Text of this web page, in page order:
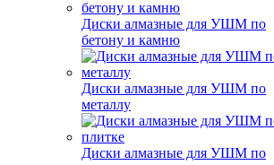
Диски алмазные для УШМ по
бетону и камню
Диски алмазные для УШМ по
металлу
Диски алмазные для УШМ по